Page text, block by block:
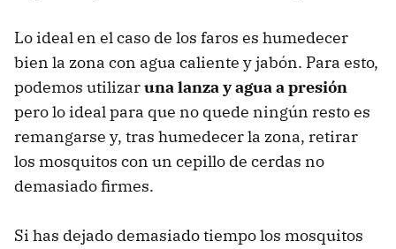
Lo ideal en el caso de los faros es humedecer
bien la zona con agua caliente y jabón. Para esto,
podemos utilizaruna lanza y agua a presión
pero lo ideal para que no quede ningún resto es
remangarse y, tras humedecer la zona, retirar
los mosquitos con un cepillo de cerdas no
demasiado firmes.
Si has dejado demasiado tiempo los mosquitos